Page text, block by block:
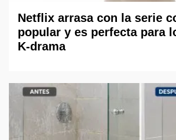
Netflix arrasa con la serie
popular y es perfecta para
K-drama